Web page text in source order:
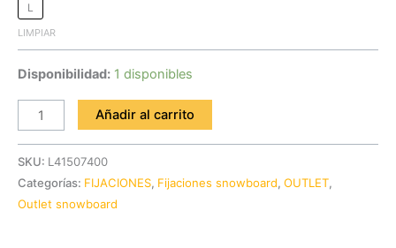
L
LIMPIAR
Disponibilidad: 1 disponibles
Añadir al carrito
SKU: L41507400
Categorías: FIJACIONES, Fijaciones snowboard, OUTLET,
Outlet snowboard